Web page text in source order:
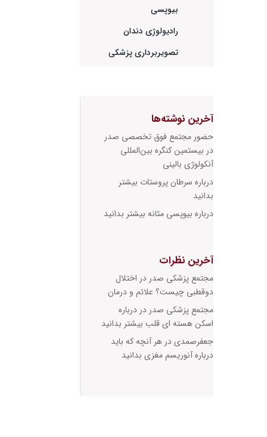
بیوپسی
رادیولوژی دندان
تصویربرداری پزشکی
آخرین نوشته‌ها
حضور مجتمع فوق تخصصی صدر
در بیستمین کنگره بین‌المللی
آنکولوژی بالینی
درباره سرطان پروستات بیشتر
بدانید
درباره بیوپسی مثانه بیشتر بدانید
آخرین نظرات
مجتمع پزشکی صدر در اختلال
دوقطبی چیست؟ علائم و درمان
مجتمع پزشکی صدر دردرباره
اسکن هسته ای قلب بیشتر بدانید
جعفرصمدیدرهر آنچه که باید
درباره آنوریسم مغزی بدانید